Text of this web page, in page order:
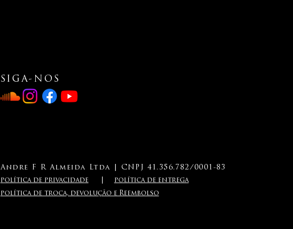
SIGA-NOS
Andre F R Almeida Ltda | CNPJ 41.356.782/0001-83
política de privacidade
política de entrega
política de troca, devolução e Reembolso